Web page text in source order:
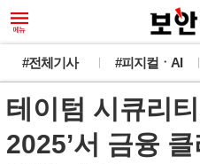
#전체기사 #피지컬ㆍAI
테이텀 시큐리
2025’서 금융